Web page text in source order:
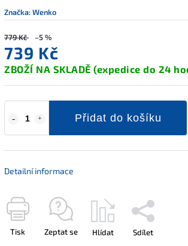
Značka:Wenko
779 Kč –5 %
739 Kč
ZBOŽÍ NA SKLADĚ (expedice do 24
Přidat do košíku
Detailní informace
Tisk Zeptat se Hlídat Sdílet